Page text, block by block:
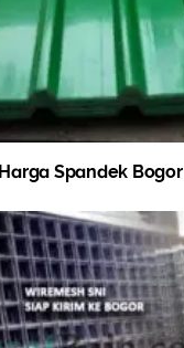
Harga Spandek Bogor